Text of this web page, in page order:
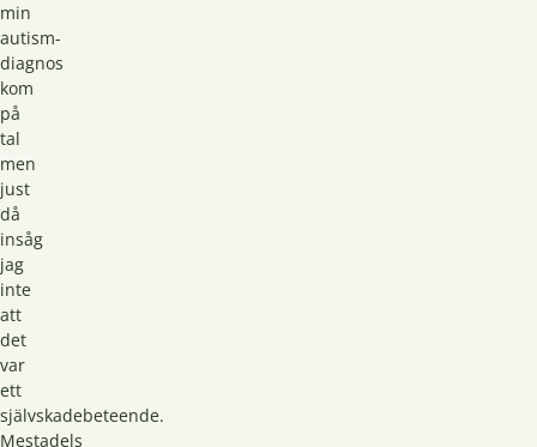
min
autism-
diagnos
kom
på
tal
men
just
då
insåg
jag
inte
att
det
var
ett
självskadebeteende.
Mestadels